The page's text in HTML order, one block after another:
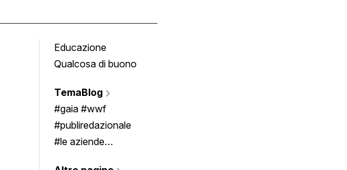
Educazione
Qualcosa di buono
TemaBlog
#gaia #wwf
#publiredazionale
#le aziende